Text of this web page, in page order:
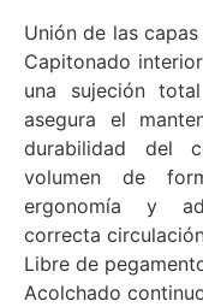
Unión de las
Capitonado
una sujeción
asegura el
durabilidad del
volumen de
ergonomía y
correcta
Libre de
Acolchado